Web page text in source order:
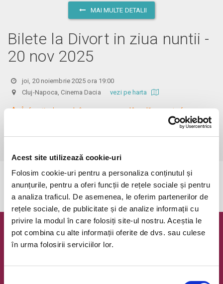
Acest site utilizează cookie-uri
Folosim cookie-uri pentru a personaliza conținutul și
anunțurile, pentru a oferi funcții de rețele sociale și pentru
a analiza traficul. De asemenea, le oferim partenerilor de
rețele sociale, de publicitate și de analize informații cu
privire la modul în care folosiți site-ul nostru. Aceștia le
pot combina cu alte informații oferite de dvs. sau culese
în urma folosirii serviciilor lor.
MAI MULTE DETALII
Bilete la Divort in ziua nuntii -
20 nov 2025
joi, 20 noiembrie 2025 ora 19:00
Cluj-Napoca, Cinema Daciavezi pe harta
În funcție de ora de începere, accesul în sală se poate face cu o
oră / cu 40 minute mai devreme, fiind permis cu până la 10 minute
Evenimentul a expirat.
Newsletter @ Bilete.ro
evenimente.